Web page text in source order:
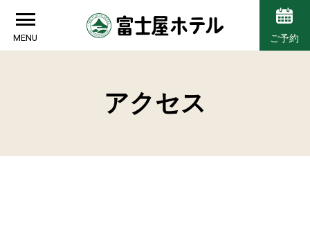
MENU ご予約
アクセス